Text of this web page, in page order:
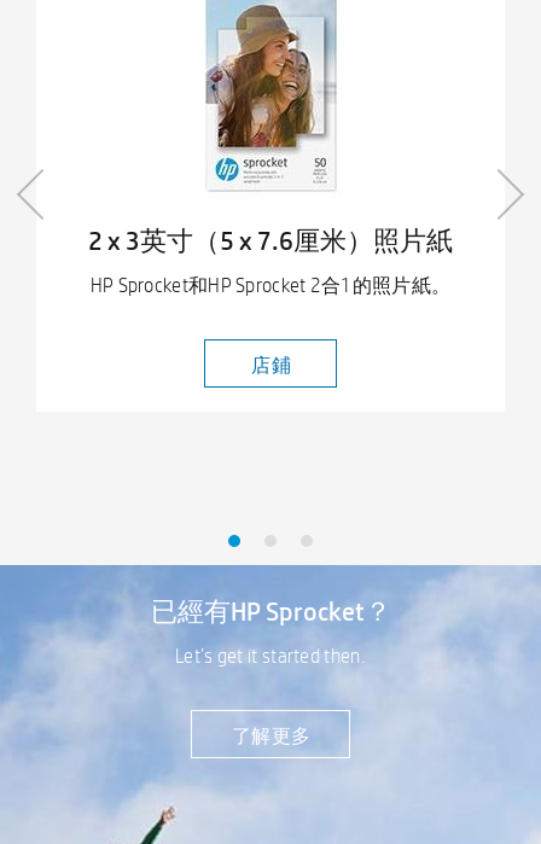
2 x 3英寸（5 x 7.6厘米）照片紙
HP Sprocket和HP Sprocket 2合1的照片紙。
店鋪
已經有HP Sprocket？
Let’s get it started then.
了解更多